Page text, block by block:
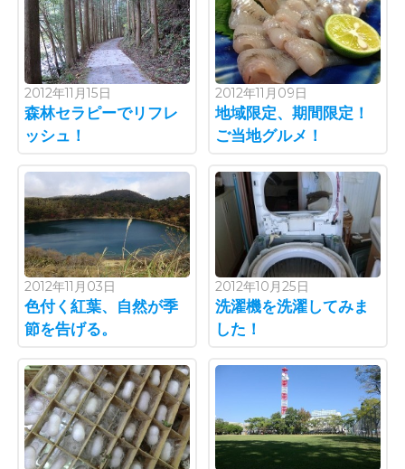
2012年11月15日
森林セラピーでリフレ
ッシュ！
2012年11月09日
地域限定、期間限定！
ご当地グルメ！
2012年11月03日
色付く紅葉、自然が季
節を告げる。
2012年10月25日
洗濯機を洗濯してみま
した！